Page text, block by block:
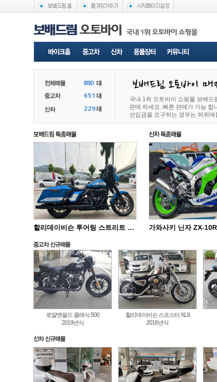
국내 1위 오토바이 쇼핑몰 보배
판매 하세요. 빠른 판매가 가능
선입금을 요구하는 경우는 허위
할리데이비슨 투어링 스트리트 글라이드 스페셜 FLHXS
로얄엔필드 클래식 500
2019년식
할리데이비슨 스포스터 XL8
2016년식